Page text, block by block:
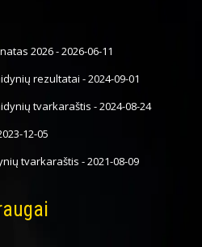
2026-2026-06-11
rezultatai -2024-09-01
tvarkaraštis -2024-08-24
12-05
tvarkaraštis -2021-08-09